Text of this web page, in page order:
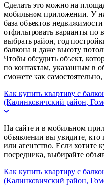
Сделать это можно на
мобильном приложении. У
база объектов
отфильтровать варианты
выбрать район, год
балкона и даже высоту
Чтобы обсудить объект,
по контактам, указанным в
сможете как самостоятельно,
Как купить квартиру с
(Калинковичский район,
На сайте и в мобильном
объявлении вы увидите, кто
или агентство. Если хотите
посредника, выбирайте
Как купить квартиру с
(Калинковичский район,